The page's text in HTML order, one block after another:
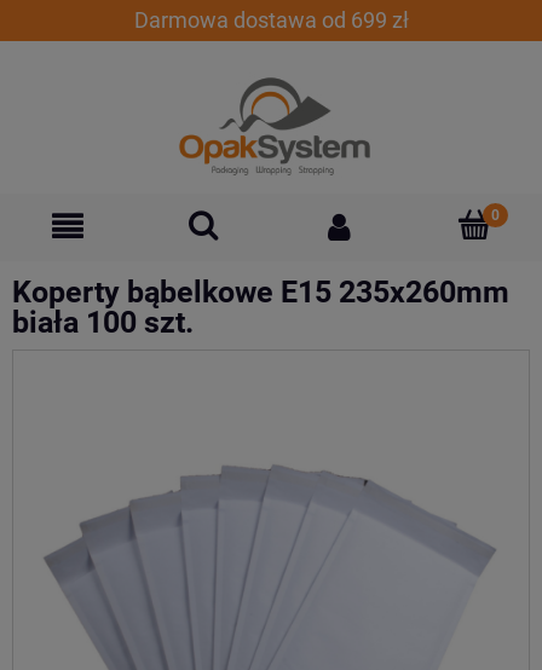
Darmowa dostawa od 699 zł
Koperty bąbelkowe E15 235x260mm
biała 100 szt.